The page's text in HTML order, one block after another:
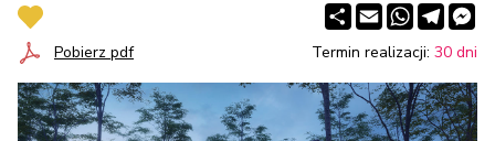
ShareEmailWhatsApp
Pobierz pdf
Termin realizacji: 30 dni